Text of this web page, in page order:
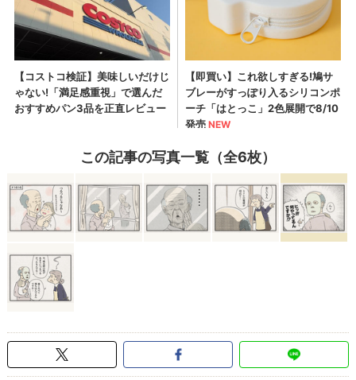
この記事の写真一覧（全6枚）